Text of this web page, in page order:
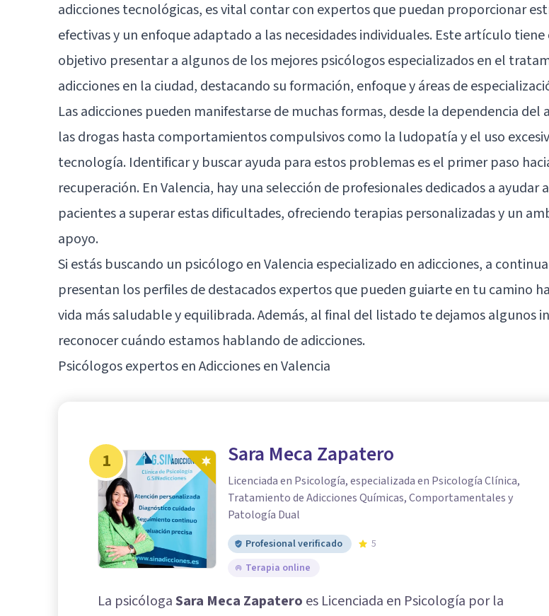
adicciones tecnológicas, es vital contar con expertos que puedan proporcionar
efectivas y un enfoque adaptado a las necesidades individuales. Este artículo tiene
objetivo presentar a algunos de los mejores psicólogos especializados en el
adicciones en la ciudad, destacando su formación, enfoque y áreas de
Las adicciones pueden manifestarse de muchas formas, desde la dependencia del
las drogas hasta comportamientos compulsivos como la ludopatía y el uso
tecnología. Identificar y buscar ayuda para estos problemas es el primer paso
recuperación. En Valencia, hay una selección de profesionales dedicados a ayudar
pacientes a superar estas dificultades, ofreciendo terapias personalizadas y un
apoyo.
Si estás buscando un psicólogo en Valencia especializado en adicciones, a
presentan los perfiles de destacados expertos que pueden guiarte en tu camino
vida más saludable y equilibrada. Además, al final del listado te dejamos algunos
reconocer cuándo estamos hablando de adicciones.
Psicólogos expertos en Adicciones en Valencia
1 Sara Meca Zapatero
Licenciada en Psicología, especializada en Psicología Clínica,
Tratamiento de Adicciones Químicas, Comportamentales y
Patología Dual
Profesional verificado
5
Terapia online
La psicólogaSara Meca Zapatero es Licenciada en Psicología por la